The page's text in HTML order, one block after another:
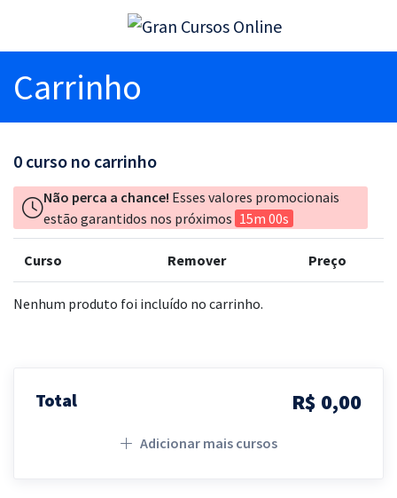
Carrinho
0 curso no carrinho
Não perca a chance! Esses valores promocionais
estão garantidos nos próximos 15m 00s
Curso Remover Preço
Nenhum produto foi incluído no carrinho.
Total R$ 0,00
Adicionar mais cursos